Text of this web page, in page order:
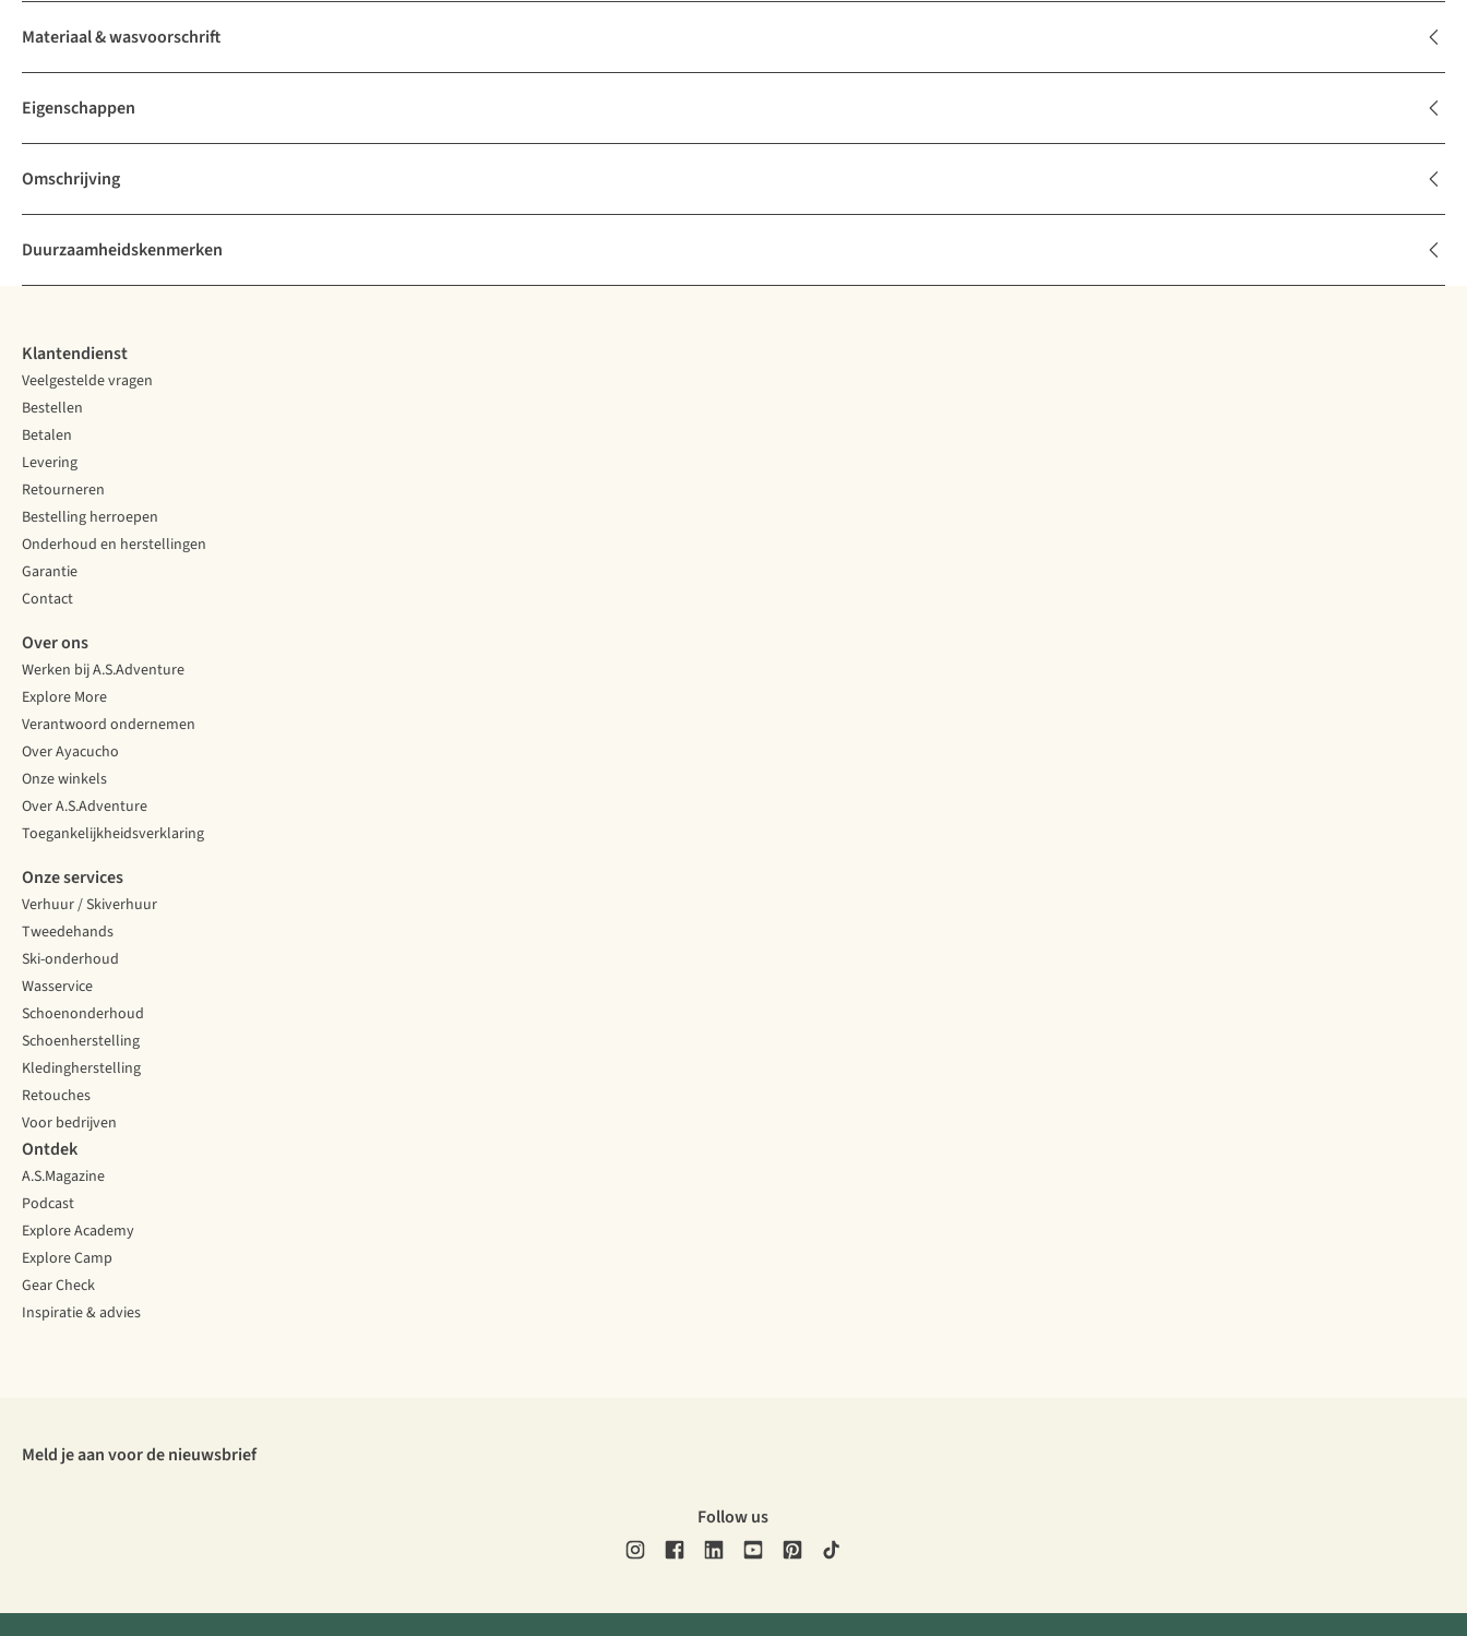
Materiaal & wasvoorschrift
Eigenschappen
Omschrijving
Duurzaamheidskenmerken
Klantendienst
Veelgestelde vragen
Bestellen
Betalen
Levering
Retourneren
Bestelling herroepen
Onderhoud en herstellingen
Garantie
Contact
Over ons
Werken bij A.S.Adventure
Explore More
Verantwoord ondernemen
Over Ayacucho
Onze winkels
Over A.S.Adventure
Toegankelijkheidsverklaring
Onze services
Verhuur / Skiverhuur
Tweedehands
Ski-onderhoud
Wasservice
Schoenonderhoud
Schoenherstelling
Kledingherstelling
Retouches
Voor bedrijven
Ontdek
A.S.Magazine
Podcast
Explore Academy
Explore Camp
Gear Check
Inspiratie & advies
Meld je aan voor de nieuwsbrief
Follow us